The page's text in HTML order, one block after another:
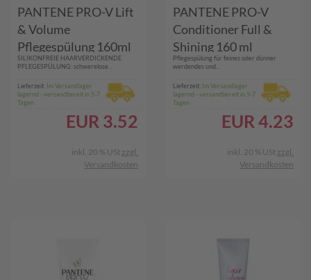
PANTENE PRO-V Lift
& Volume
Pflegespülung 160ml
SILIKONFREIE HAARVERDICKENDE
PFLEGESPÜLUNG: schwerelose...
Lieferzeit: Im Versandlager
lagernd - versandbereit in 5-7
Tagen
EUR 3.52
inkl. 20 % USt zzgl.
Versandkosten
PANTENE PRO-V
Conditioner Full &
Shining 160 ml
Pflegespülung für feines oder dünner
werdendes und...
Lieferzeit: Im Versandlager
lagernd - versandbereit in 5-7
Tagen
EUR 4.23
inkl. 20 % USt zzgl.
Versandkosten